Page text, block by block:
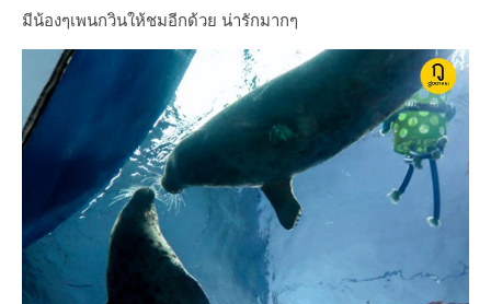
มีน้องๆเพนกวินให้ชมอีกด้วย น่ารักมากๆ